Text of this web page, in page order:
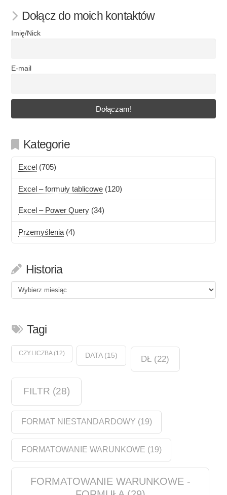
Dołącz do moich kontaktów
Imię/Nick
E-mail
Kategorie
Excel (705)
Excel – formuły tablicowe (120)
Excel – Power Query (34)
Przemyślenia (4)
Historia
Historia
Tagi
CZY.LICZBA(12) DATA(15) DŁ (22)
FILTR (28)
FORMAT NIESTANDARDOWY (19)
FORMATOWANIE WARUNKOWE (19)
FORMATOWANIE WARUNKOWE -